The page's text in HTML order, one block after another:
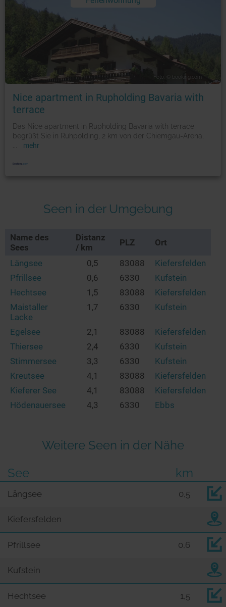
Foto: © booking.com
Nice apartment in Rupholding Bavaria with
terrace
Das Nice apartment in Rupholding Bavaria with terrace
begrüßt Sie in Ruhpolding, 2 km von der Chiemgau-Arena,
mehr
Seen in der Umgebung
Name des
Sees
Distanz
/ km
PLZ Ort
Längsee 0,5 83088
Kiefersfelden
Pfrillsee
0,6 6330
Kufstein
Hechtsee
1,5 83088
Kiefersfelden
Maistaller
Lacke
1,7 6330 Kufstein
Egelsee 2,1 83088
Kiefersfelden
Thiersee
2,4 6330
Kufstein
Stimmersee
3,3 6330
Kufstein
Kreutsee
4,1 83088
Kiefersfelden
Kieferer See
4,1 83088
Kiefersfelden
Hödenauersee
4,3 6330 Ebbs
Weitere Seen in der Nähe
See
km
Längsee 0,5
Kiefersfelden
Pfrillsee 0,6
Kufstein
Hechtsee 1,5